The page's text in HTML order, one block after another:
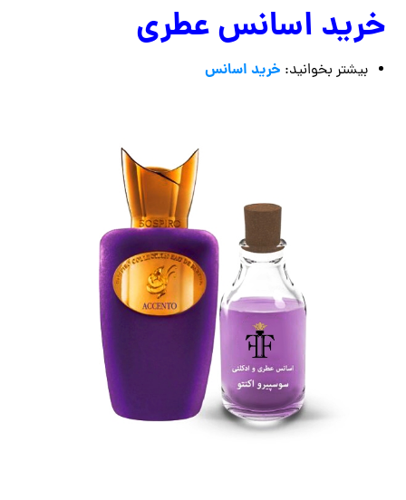
خرید اسانس عطری
بیشتر بخوانید: خرید اسانس